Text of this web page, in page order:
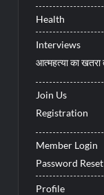
Health
Interviews
आत्महत्या का
Join Us
Registration
Member Login
Password Reset
Profile